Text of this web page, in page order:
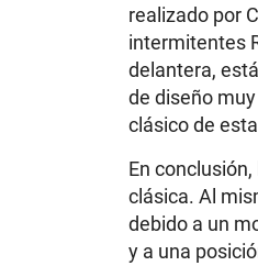
realizado por
intermitentes
delantera,
de diseño
clásico de
En
clásica. Al
debido a un
y a una